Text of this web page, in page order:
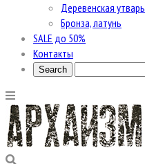
Деревенская утварь
Бронза, латунь
SALE до 50%
Контакты